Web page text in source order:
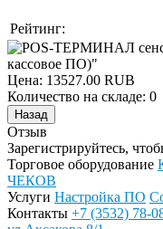
Рейтинг:
Цена: 13527.00 RUB
Количество на складе: 0
Отзыв
Зарегистрируйтесь,
Торговое оборудование
ЧЕКОВ
Услуги Настройка ПО
Контакты +7 (3532) 78-